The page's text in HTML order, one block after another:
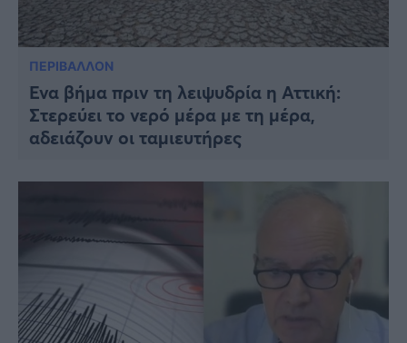
ΠΕΡΙΒΑΛΛΟΝ
Ένα βήμα πριν τη λειψυδρία η Αττική:
Στερεύει το νερό μέρα με τη μέρα,
αδειάζουν οι ταμιευτήρες